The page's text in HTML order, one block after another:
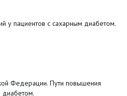
у пациентов с сахарным диабетом.
Федерации. Пути повышения
диабетом.